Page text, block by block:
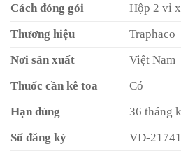
Cách đóng gói
Hộp 2 vỉ
Thương hiệu
Traphaco
Nơi sản xuất
Việt Nam
Thuốc cần kê toa
Có
Hạn dùng
36 tháng
Số đăng ký
VD-